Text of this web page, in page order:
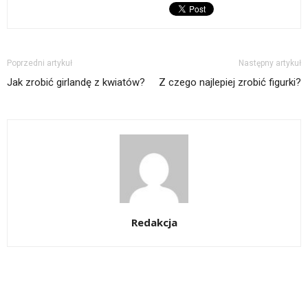
Poprzedni artykuł
Jak zrobić girlandę z kwiatów?
Następny artykuł
Z czego najlepiej zrobić figurki?
Redakcja